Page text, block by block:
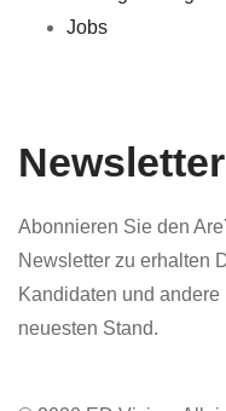
Jobs
Newsletter
Abonnieren Sie den
Newsletter zu erhalten
Kandidaten und
neuesten Stand.